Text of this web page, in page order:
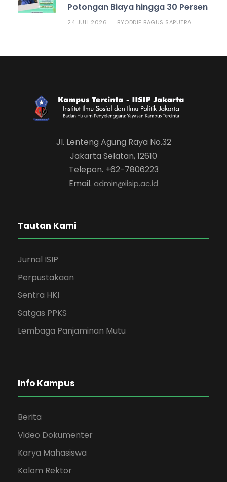
Potongan Biaya hingga 30 Persen
24 JULI 2026 BYODDIE BAGUS SAPUTRA
Jl. Lenteng Agung Raya No.32
Jakarta Selatan, 12610
Telepon. +62-7806223
Email. admin@iisip.ac.id
Tautan Kami
Jurnal ISIP
Perpustakaan
Sentra HKI
Satgas PPKS
Lembaga Panjaminan Mutu
Info Kampus
Berita
Video Dokumenter
Karya Mahasiswa
Kolom Rektor